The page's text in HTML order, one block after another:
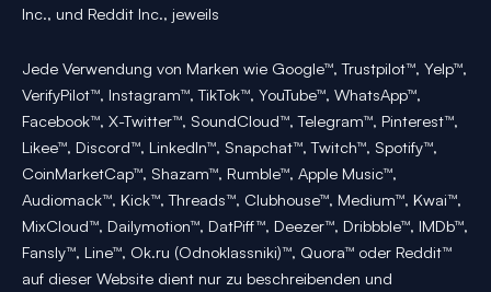
Inc., und Reddit Inc., jeweils
Jede Verwendung von Marken wie Google™, Trustpilot™, Yelp™,
VerifyPilot™, Instagram™, TikTok™, YouTube™, WhatsApp™,
Facebook™, X-Twitter™, SoundCloud™, Telegram™, Pinterest™,
Likee™, Discord™, LinkedIn™, Snapchat™, Twitch™, Spotify™,
CoinMarketCap™, Shazam™, Rumble™, Apple Music™,
Audiomack™, Kick™, Threads™, Clubhouse™, Medium™, Kwai™,
MixCloud™, Dailymotion™, DatPiff™, Deezer™, Dribbble™, IMDb™,
Fansly™, Line™, Ok.ru (Odnoklassniki)™, Quora™ oder Reddit™
auf dieser Website dient nur zu beschreibenden und